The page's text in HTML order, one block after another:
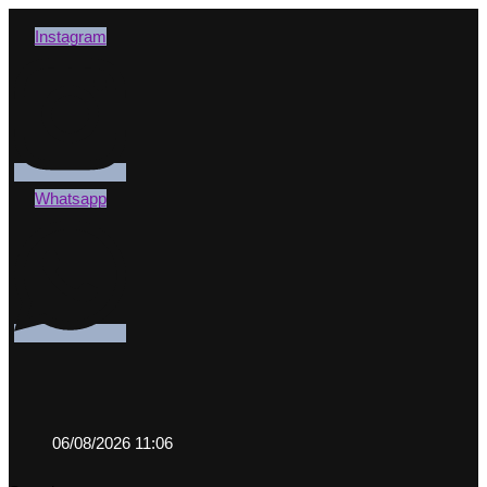
Instagram
Whatsapp
06/08/2026 11:06